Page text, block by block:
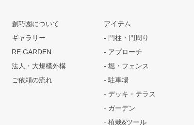
創巧園について
ギャラリー
RE:GARDEN
法人・大規模外構
ご依頼の流れ
アイテム
門柱・門周り
アプローチ
堀・フェンス
駐車場
デッキ・テラス
ガーデン
植栽&ツール